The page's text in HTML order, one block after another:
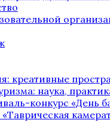
креативные
наука,
конкурс «День